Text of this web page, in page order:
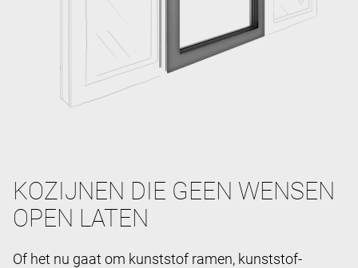
KOZIJNEN DIE GEEN WENSEN
OPEN LATEN
Of het nu gaat om kunststof ramen, kunststof-